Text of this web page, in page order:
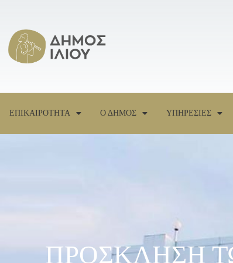
ΕΠΙΚΑΙΡΟΤΗΤΑ Ο ΔΗΜΟΣ ΥΠΗΡΕΣΙΕΣ
ΠΡΟΣΚΛΗΣΗ